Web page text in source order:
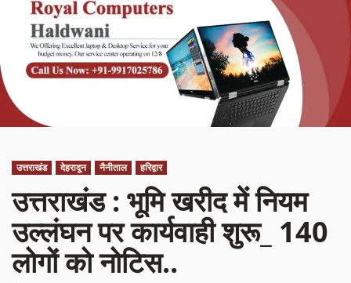
उत्तराखंड देहरादून नैनीताल हरिद्वार
उत्तराखंड : भूमि खरीद में नियम
उल्लंघन पर कार्यवाही शुरू_ 140
लोगों को नोटिस..